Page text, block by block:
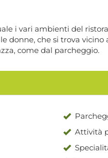
i vari ambienti del
donne, che si trova
come dal parcheggio.
Attività